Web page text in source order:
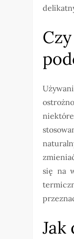
się na
Jak